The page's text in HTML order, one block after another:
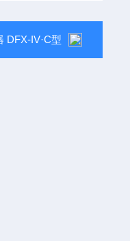
DFX-IV·C型